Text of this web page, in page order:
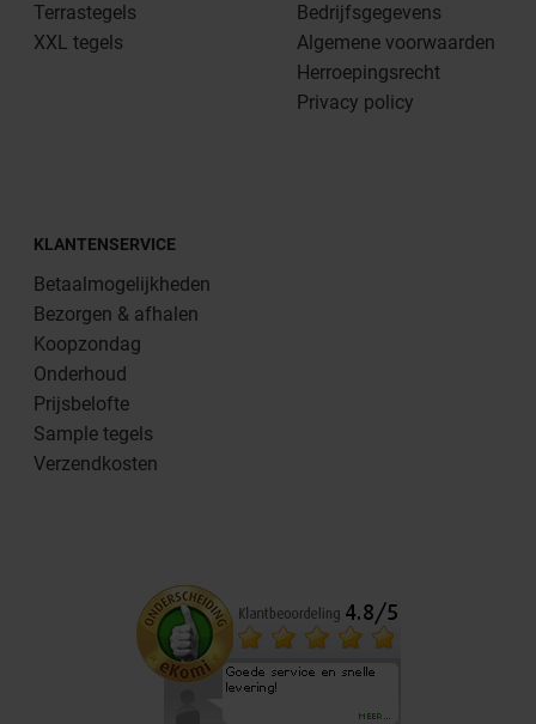
Terrastegels
XXL tegels
Bedrijfsgegevens
Algemene voorwaarden
Herroepingsrecht
Privacy policy
KLANTENSERVICE
Betaalmogelijkheden
Bezorgen & afhalen
Koopzondag
Onderhoud
Prijsbelofte
Sample tegels
Verzendkosten